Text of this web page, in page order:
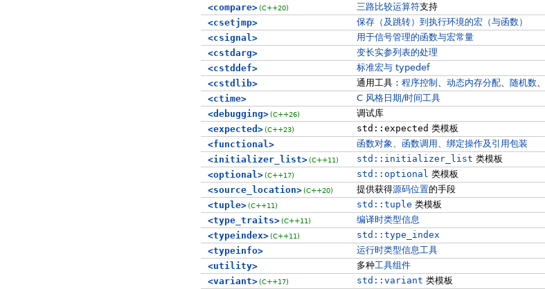
<compare> (C++20) 三路比较运算符支持
<csetjmp>
保存（及跳转）到执行环境的宏（与函数）
<csignal>
用于信号管理的函数与宏常量
<cstdarg>
变长实参列表的处理
<cstddef>
标准宏与 typedef
<cstdlib>
通用工具： 程序控制 动态内存分配、 随机数、
<ctime>
C 风格日期/时间工具
<debugging> (C++26)
调试库
<expected> (C++23) std::expected 类模板
<functional>
函数对象、函数调用、绑定操作及引用包装
<initializer_list> (C++11) std::initializer_list 类模板
<optional> (C++17) std::optional 类模板
<source_location> (C++20) 提供获得源码位置的手段
<tuple> (C++11) std::tuple 类模板
<type_traits> (C++11)
编译时类型信息
<typeindex> (C++11)
std::type_index
<typeinfo>
运行时类型信息工具
<utility>
多种工具组件
<variant> (C++17) std::variant 类模板